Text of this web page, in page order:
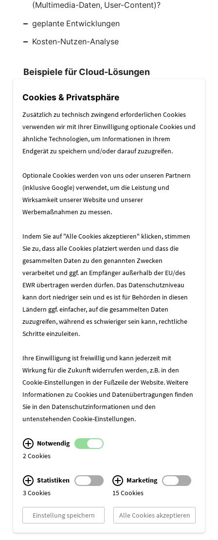
(Multimedia-Daten, User-Content)?
geplante Entwicklungen
Kosten-Nutzen-Analyse
Beispiele für Cloud-Lösungen
Hier einige Beispiele, für die Cloud-
Lösungen sinnvoll sein können:
Streamingportal (Audio und/oder Video) für
user-generated content
Dienste, die weltweit angeboten werden
komplexe Berechnungen (3D oder
Bilderkennung)
Sites, die z.B. durch TV-Berichte oder virale
Kampagnen plötzlich stark nachgefragt
werden
Wenn Sie Beratung oder einen
kompetenten Partner zur Realisierung
ähnlicher Lösungen benötigen, sprechen
Sie uns einfach an!
ZURÜCK ZUR ÜBERSICHT
Cookies & Privatsphäre
Zusätzlich zu technisch zwingend erforderlichen Cookies
verwenden wir mit Ihrer Einwilligung optionale Cookies und
ähnliche Technologien, um Informationen in Ihrem
Endgerät zu speichern und/oder darauf zuzugreifen.
Optionale Cookies werden von uns oder unseren Partnern
(inklusive Google) verwendet, um die Leistung und
Wirksamkeit unserer Website und unserer
Werbemaßnahmen zu messen.
Indem Sie auf "Alle Cookies akzeptieren" klicken, stimmen
Sie zu, dass alle Cookies platziert werden und dass die
gesammelten Daten zu den genannten Zwecken
verarbeitet und ggf. an Empfänger außerhalb der EU/des
EWR übertragen werden dürfen. Das Datenschutzniveau
kann dort niedriger sein und es ist für Behörden in diesen
Ländern ggf. einfacher, auf die gesammelten Daten
zuzugreifen, während es schwieriger sein kann, rechtliche
Schritte einzuleiten.
Ihre Einwilligung ist freiwillig und kann jederzeit mit
Wirkung für die Zukunft widerrufen werden, z.B. in den
Cookie-Einstellungen in der Fußzeile der Website. Weitere
Informationen zu Cookies und Datenübertragungen finden
Sie in den Datenschutzinformationen und den
untenstehenden Cookie-Einstellungen.
Notwendig
2 Cookies
Statistiken
3 Cookies
Marketing
15 Cookies
Einstellung speichern Alle Cookies akzeptieren